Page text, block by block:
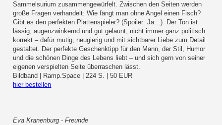
Sammelsurium zusammengewürfelt. Zwischen den Seiten werden
große Fragen verhandelt: Wie fängt man ohne Angel einen Fisch?
Gibt es den perfekten Plattenspieler? (Spoiler: Ja…). Der Ton ist
lässig, augenzwinkernd und gut gelaunt, nicht immer ganz politisch
korrekt – dafür mutig, neugierig und mit sichtbarer Liebe zum Detail
gestaltet. Der perfekte Geschenktipp für den Mann, der Stil, Humor
und die schönen Dinge des Lebens liebt – und sich gern von seiner
eigenen verspielten Seite überraschen lässt.
Bildband | Ramp.Space | 224 S. | 50 EUR
hier bestellen
Eva Kranenburg - Freunde